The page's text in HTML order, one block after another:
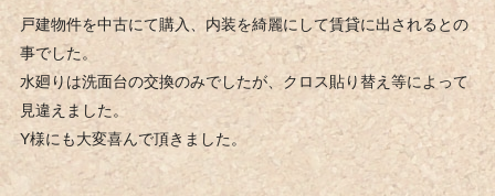
戸建物件を中古にて購入、内装を綺麗にして賃貸に出されるとの
事でした。
水廻りは洗面台の交換のみでしたが、クロス貼り替え等によって
見違えました。
Y様にも大変喜んで頂きました。